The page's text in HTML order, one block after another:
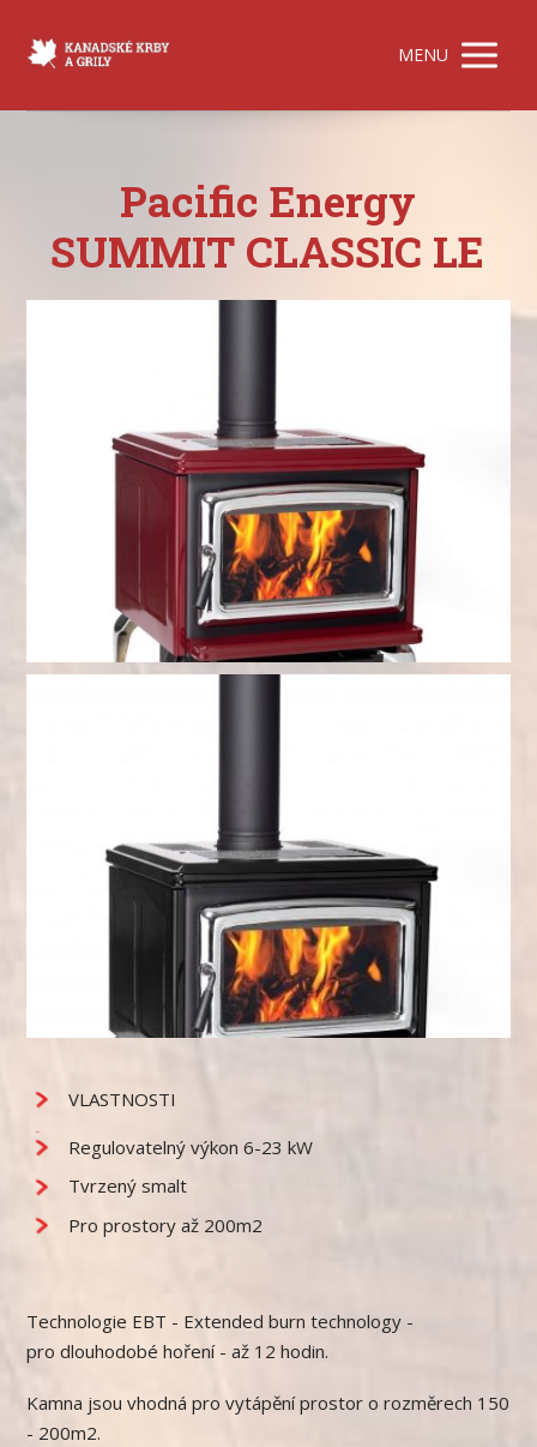
MENU
Pacific Energy
SUMMIT CLASSIC LE
VLASTNOSTI
Regulovatelný výkon 6-23 kW
Tvrzený smalt
Pro prostory až 200m2
Technologie EBT - Extended burn technology -
pro dlouhodobé hoření - až 12 hodin.
Kamna jsou vhodná pro vytápění prostor o rozměrech 150
- 200m2.